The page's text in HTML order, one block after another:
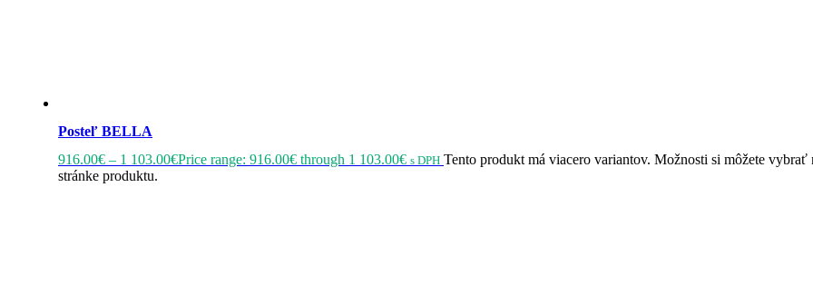
Posteľ BELLA
916.00€ – 1 103.00€Price range: 916.00€ through 1 103.00€ s DPH Tento produkt má viacero variantov. Možnosti si môžete vybrať
stránke produktu.